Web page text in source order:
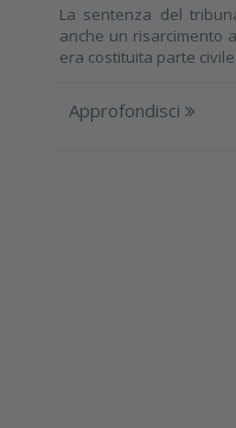
La sentenza del
anche un risarcimento
era costituita parte civile
Approfondisci